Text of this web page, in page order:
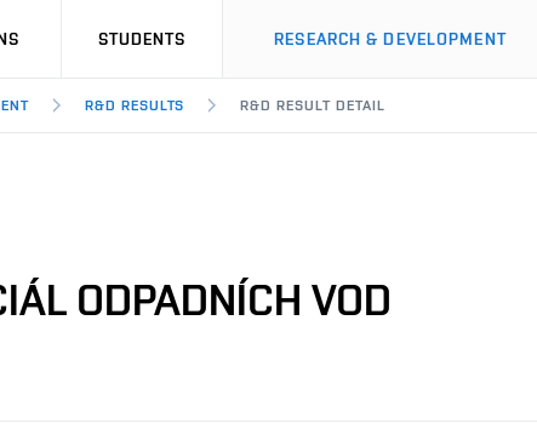
STUDENTS RESEARCH & DEVELOPMENT
R&D RESULTS R&D RESULT DETAIL
ODPADNÍCH VOD